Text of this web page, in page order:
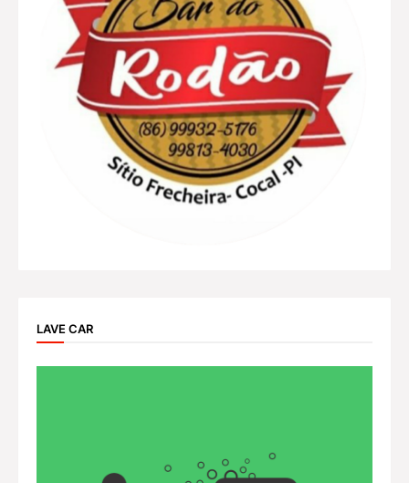
LAVE CAR